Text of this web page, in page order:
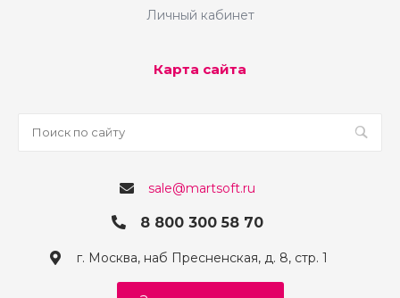
Личный кабинет
Карта сайта
sale@martsoft.ru
8 800 300 58 70
г. Москва, наб Пресненская, д. 8, стр. 1